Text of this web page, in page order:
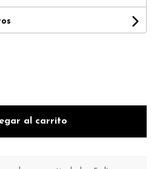
al carrito